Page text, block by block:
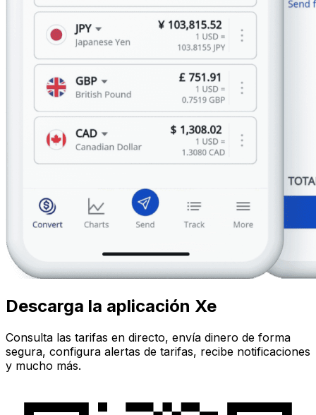
Descarga la aplicación Xe
Consulta las tarifas en directo, envía dinero de forma
segura, configura alertas de tarifas, recibe notificaciones
y mucho más.